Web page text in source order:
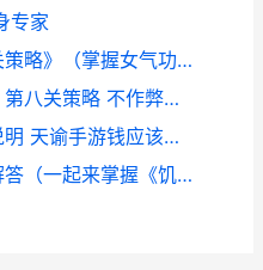
专家
《平民女气功军团副本通关策略》（掌握女气功军团副本策略 女气功攻略
「以作弊不要被老师发现」第八关策略 不作弊的话
《天谕》游戏钱小小位置说明 天谕手游钱应该花在哪
《饥荒》中影怪打法详细解答（一起来掌握《饥荒》中如何应对影怪的方式吧 饥荒影怪掉落什么